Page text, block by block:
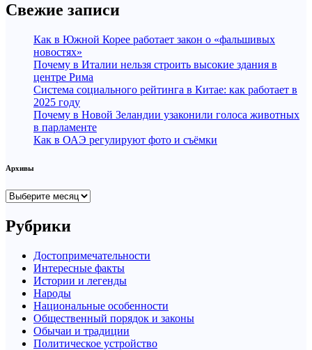
Свежие записи
Как в Южной Корее работает закон о «фальшивых
новостях»
Почему в Италии нельзя строить высокие здания в
центре Рима
Система социального рейтинга в Китае: как работает в
2025 году
Почему в Новой Зеландии узаконили голоса животных
в парламенте
Как в ОАЭ регулируют фото и съёмки
Архивы
Архивы
Рубрики
Достопримечательности
Интересные факты
Истории и легенды
Народы
Национальные особенности
Общественный порядок и законы
Обычаи и традиции
Политическое устройство